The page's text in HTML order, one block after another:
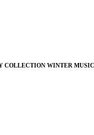
COLLECTION WINTER